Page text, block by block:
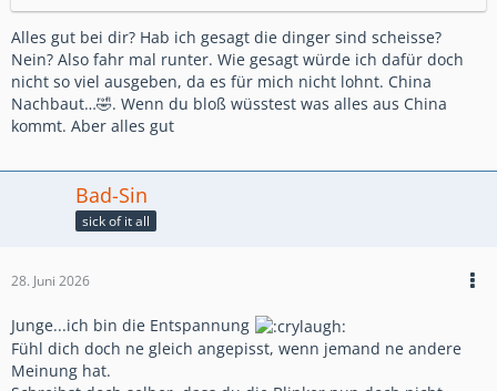
Alles gut bei dir? Hab ich gesagt die dinger sind scheisse?
Nein? Also fahr mal runter. Wie gesagt würde ich dafür doch
nicht so viel ausgeben, da es für mich nicht lohnt. China
Nachbaut…🤣. Wenn du bloß wüsstest was alles aus China
kommt. Aber alles gut
Bad-Sin
sick of it all
28. Juni 2026
Junge...ich bin die Entspannung
Fühl dich doch ne gleich angepisst, wenn jemand ne andere
Meinung hat.